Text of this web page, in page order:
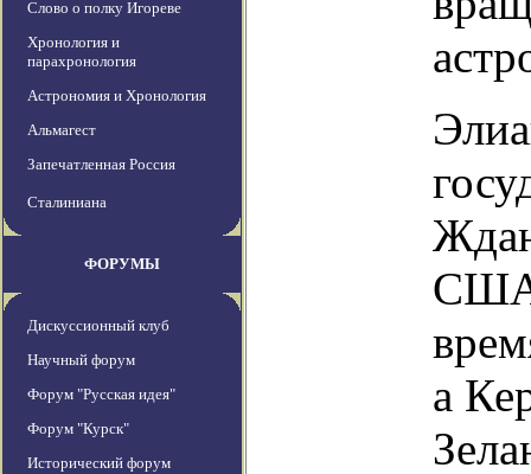
Слово о полку Игореве
Хронология и
парахронология
Астрономия и Хронология
Альмагест
Запечатленная Россия
Сталиниана
ФОРУМЫ
Дискуссионный клуб
Научный форум
Форум "Русская идея"
Форум "Курск"
Исторический форум
а